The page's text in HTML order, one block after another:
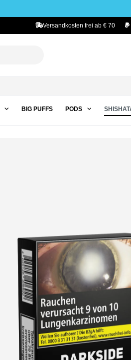
Versandkosten frei ab € 70
BIG PUFFS PODS